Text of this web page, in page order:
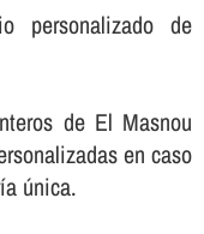
personalizado de
de El Masnou
en caso
única.